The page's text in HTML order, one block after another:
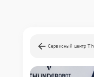
Сервисный центр